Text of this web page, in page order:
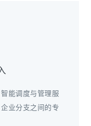
能调度与管理服
业分支之间的专